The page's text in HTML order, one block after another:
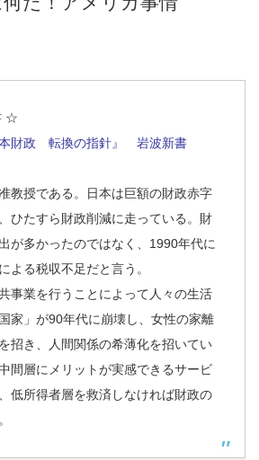
☆
財政 転換の指針』 岩波新書
教授である。日本は巨額の財政赤字
ひたすら財政削減に走っている。財
が多かったのではなく、1990年代に
よる税収不足だと言う。
事業を行うことによって人々の生活
家」が90年代に崩壊し、女性の家離
招き、人間関係の希薄化を招いてい
間層にメリットが実感できるサービ
低所得者層を救済しなければ財政の